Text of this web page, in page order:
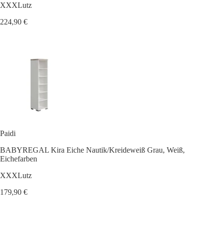
XXXLutz
224,90 €
Paidi
BABYREGAL Kira Eiche Nautik/Kreideweiß Grau, Weiß,
Eichefarben
XXXLutz
179,90 €